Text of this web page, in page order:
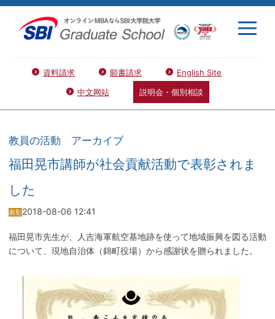
資料請求 願書請求
English Site
中文网站
説明会・個別相談
教員の活動 アーカイブ
福田晃市講師が社会貢献活動で表彰されま
した
表彰2018-08-06 12:41
福田晃市先生が、人吉海軍航空基地跡を使って地域振興を図る活動
について、現地自治体（錦町役場）から感謝状を贈られました。